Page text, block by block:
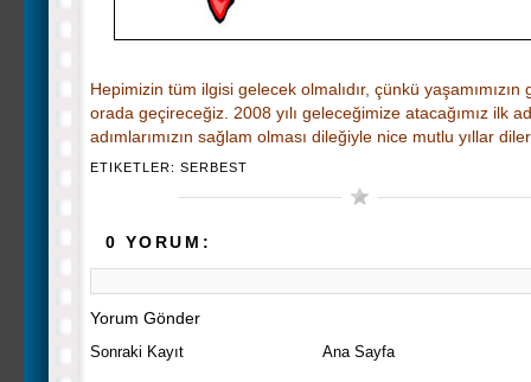
Hepimizin tüm ilgisi gelecek olmalıdır, çünkü yaşamımızın
orada geçireceğiz. 2008 yılı geleceğimize atacağımız ilk
adımlarımızın sağlam olması dileğiyle nice mutlu yıllar
ETIKETLER: SERBEST
0 YORUM:
Yorum Gönder
Sonraki Kayıt Ana Sayfa